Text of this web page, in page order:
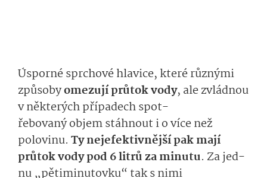
Úsporné sprchové hlavice, které různými
způsobyomezují průtokvody, ale zvládnou
v některých případech spot­
řebovanýobjemstáh­nout i o více než
polovinu. Ty nejefektivnějšípakmají
průtok vodypod 6 litrů za minutu. Zajed­
nu „pětiminutov­ku“ taks nimi